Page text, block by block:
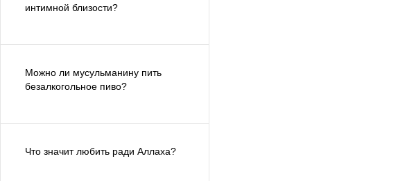
интимной близости?
Можно ли мусульманину пить
безалкогольное пиво?
Что значит любить ради Аллаха?